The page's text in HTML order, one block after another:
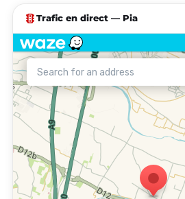
traffic Trafic en direct — Pia